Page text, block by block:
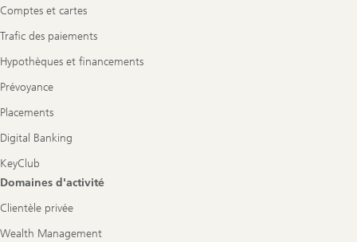
Comptes et cartes
Trafic des paiements
Hypothèques et financements
Prévoyance
Placements
Digital Banking
KeyClub
Domaines d'activité
Clientèle privée
Wealth Management